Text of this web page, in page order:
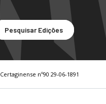
Pesquisar Edições
Certaginense nº90 29-06-1891